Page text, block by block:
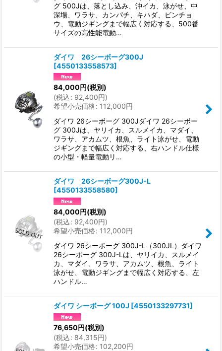
グ 500Jは、落とし込み、沖イカ、泳がせ、中
深場、ワラサ、カンパチ、キハダ、ビンチョ
ウ、電動ジギングまで幅広く対応する、500番
サイズの高性能電動…
ダイワ 26シーボーグ300J
[4550133558573]
84,000円(税別)
(税込: 92,400円)
希望小売価格: 112,000円
ダイワ 26シーボーグ 300Jダイワ 26シーボー
グ 300Jは、ヤリイカ、スルメイカ、マダイ、
ワラサ、アカムツ、根魚、ライト泳がせ、電動
ジギングまで幅広く対応する、右ハンドル仕様
の小型・軽量電動リ…
ダイワ 26シーボーグ300J-L
[4550133558580]
84,000円(税別)
(税込: 92,400円)
希望小売価格: 112,000円
ダイワ 26シーボーグ 300J-L（300JL）ダイワ
26シーボーグ 300J-Lは、ヤリイカ、スルメイ
カ、マダイ、ワラサ、アカムツ、根魚、ライト
泳がせ、電動ジギングまで幅広く対応する、左
ハンドル…
ダイワ シーボーグ 100J [4550133297731]
76,650円(税別)
(税込: 84,315円)
希望小売価格: 102,200円